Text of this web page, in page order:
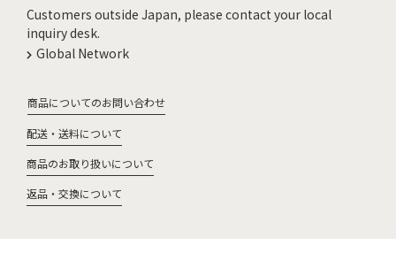
Customers outside Japan, please contact your local
inquiry desk.
Global Network
商品についてのお問い合わせ
配送・送料について
商品のお取り扱いについて
返品・交換について